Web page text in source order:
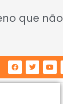
que não